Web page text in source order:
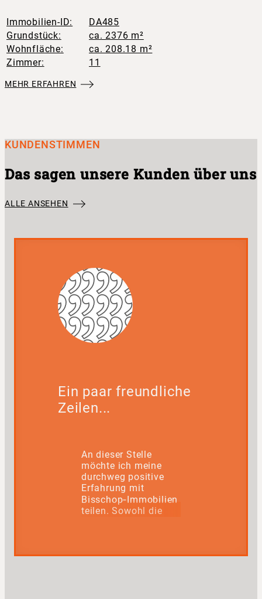
Immobilien-ID:
DA485
Grundstück:
ca. 2376 m²
Wohnfläche:
ca. 208.18 m²
Zimmer:
11
MEHR ERFAHREN
KUNDENSTIMMEN
Das sagen unsere Kunden über uns
ALLE ANSEHEN
Ein paar freundliche
Zeilen...
An dieser Stelle
möchte ich meine
durchweg positive
Erfahrung mit
Bisschop‑Immobilien
teilen. Sowohl die
einem großen Maß